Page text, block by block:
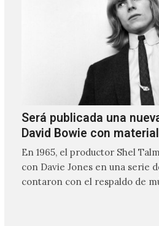
Será publicada una
David Bowie con
En 1965, el productor Shel
con Davie Jones en una serie
contaron con el respaldo de